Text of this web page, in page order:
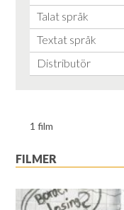
Talat språk
Textat språk
Distributör
1 film
FILMER